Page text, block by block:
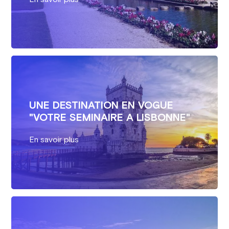
UNE DESTINATION EN VOGUE
"VOTRE SEMINAIRE A LISBONNE"
En savoir plus